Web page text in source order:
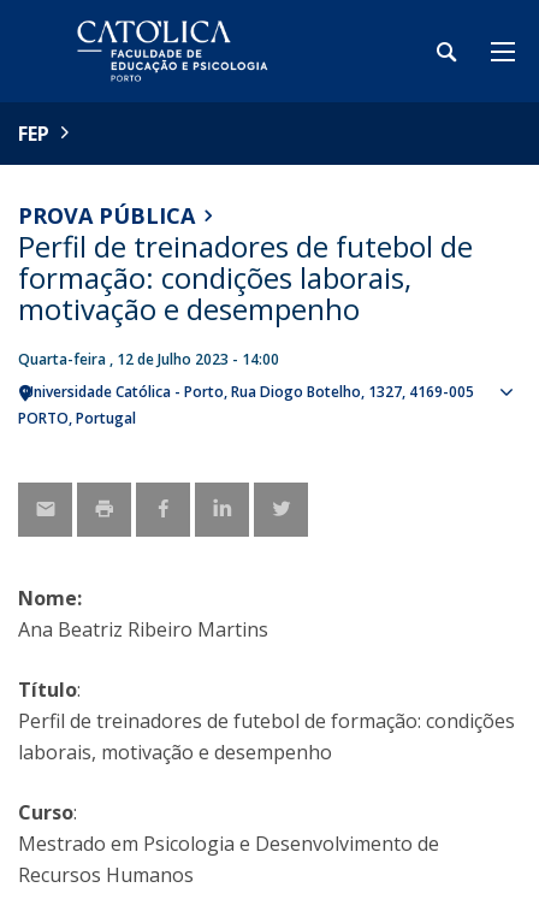
FEP
PROVA PÚBLICA
Perfil de treinadores de futebol de
formação: condições laborais,
motivação e desempenho
Quarta-feira , 12 de Julho 2023 - 14:00
Universidade Católica - Porto Rua Diogo Botelho, 1327 4169-005
PORTO Portugal
Nome:
Ana Beatriz Ribeiro Martins
Título:
Perfil de treinadores de futebol de formação: condições
laborais, motivação e desempenho
Curso:
Mestrado em Psicologia e Desenvolvimento de
Recursos Humanos